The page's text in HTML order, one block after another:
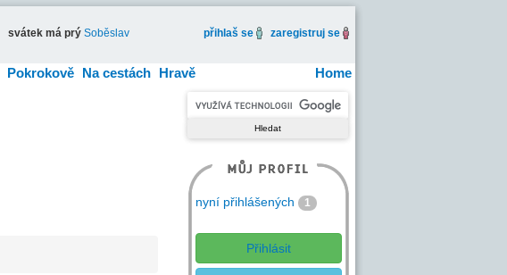
svátek má prý Soběslav přihlaš se zaregistruj se
Home
Pokrokově Na cestách Hravě
nyní přihlášených 1
Přihlásit